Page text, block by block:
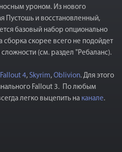
уроном. Из нового
Пустошь и восстановленный,
базовый набор опционально
сборка скорее всего не подойдет
(см. раздел "Ребаланс).
Fallout 4, Skyrim, Oblivion. Для этого
Fallout 3. По любым
легко выцепить на канале.